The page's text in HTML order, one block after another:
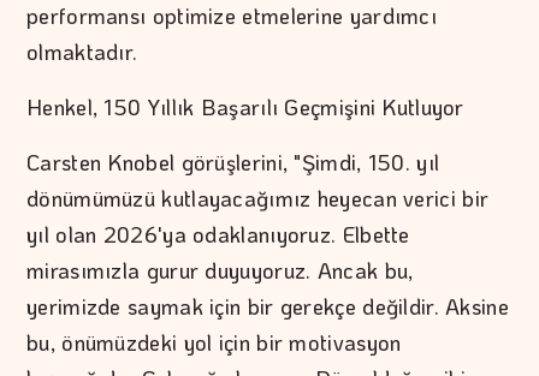
performansı optimize etmelerine yardımcı
olmaktadır.
Henkel, 150 Yıllık Başarılı Geçmişini Kutluyor
Carsten Knobel görüşlerini, "Şimdi, 150. yıl
dönümümüzü kutlayacağımız heyecan verici bir
yıl olan 2026'ya odaklanıyoruz. Elbette
mirasımızla gurur duyuyoruz. Ancak bu,
yerimizde saymak için bir gerekçe değildir. Aksine
bu, önümüzdeki yol için bir motivasyon